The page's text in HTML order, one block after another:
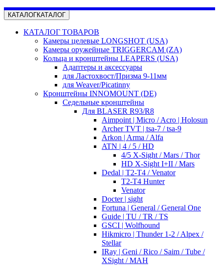
КАТАЛОГКАТАЛОГ
КАТАЛОГ ТОВАРОВ
Камеры целевые LONGSHOT (USA)
Камеры оружейные TRIGGERCAM (ZA)
Кольца и кронштейны LEAPERS (USA)
Адаптеры и аксессуары
для Ластохвост/Призма 9-11мм
для Weaver/Picatinny
Кронштейны INNOMOUNT (DE)
Седельные кронштейны
Для BLASER R93/R8
Aimpoint | Micro / Acro | Holosun
Archer TVT | tsa-7 / tsa-9
Arkon | Arma / Alfa
ATN | 4 / 5 / HD
4/5 X-Sight / Mars / Thor
HD X-Sight I+II / Mars
Dedal | T2-T4 / Venator
T2-T4 Hunter
Venator
Docter | sight
Fortuna | General / General One
Guide | TU / TR / TS
GSCI | Wolfhound
Hikmicro | Thunder 1-2 / Alpex /
Stellar
IRay | Geni / Rico / Saim / Tube /
XSight / MAH